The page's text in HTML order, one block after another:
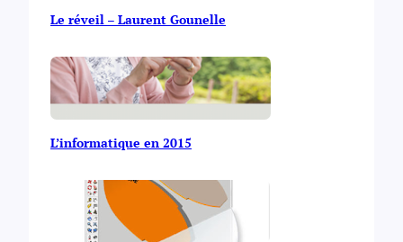
Le réveil – Laurent Gounelle
L’informatique en 2015